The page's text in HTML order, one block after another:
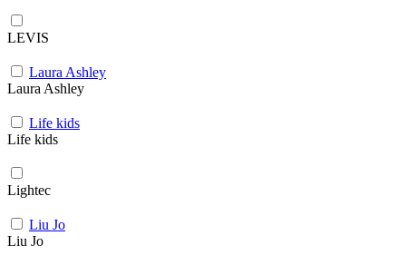
LEVIS
Laura Ashley
Laura Ashley
Life kids
Life kids
Lightec
Liu Jo
Liu Jo